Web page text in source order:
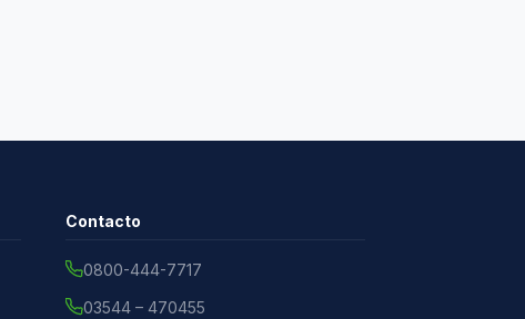
Contacto
0800-444-7717
03544 – 470455